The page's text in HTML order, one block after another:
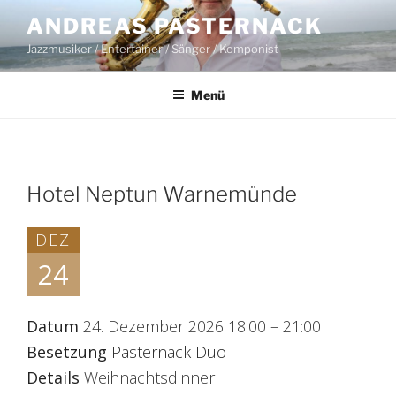
Inhalt
springen
ANDREAS PASTERNACK
Jazzmusiker / Entertainer / Sänger / Komponist
Menü
Hotel Neptun Warnemünde
DEZ
24
Datum 24. Dezember 2026 18:00 – 21:00
Besetzung Pasternack Duo
Details Weihnachtsdinner